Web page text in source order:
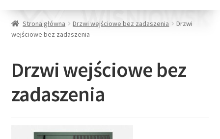
Strona główna Drzwi wejściowe bez zadaszenia
Drzwi
wejściowe bez zadaszenia
Drzwi wejściowe bez
zadaszenia